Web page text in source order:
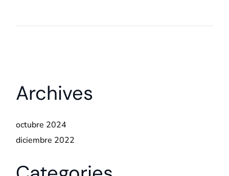
Archives
octubre 2024
diciembre 2022